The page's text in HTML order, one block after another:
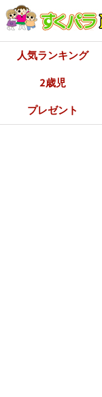
人気ランキング
2歳児
プレゼント